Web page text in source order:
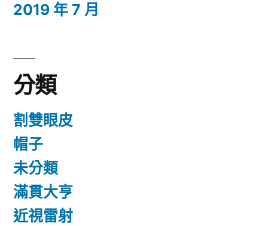
2019 年 7 月
分類
割雙眼皮
帽子
未分類
滿貫大亨
近視雷射